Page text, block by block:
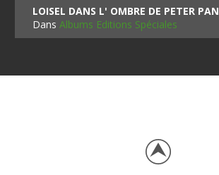
LOISEL DANS L' OMBRE DE PETER PAN
DansAlbums Editions Spéciales